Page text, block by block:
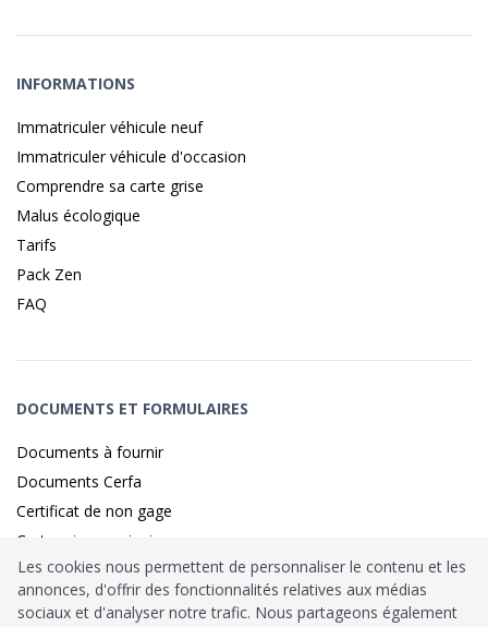
INFORMATIONS
Immatriculer véhicule neuf
Immatriculer véhicule d'occasion
Comprendre sa carte grise
Malus écologique
Tarifs
Pack Zen
FAQ
DOCUMENTS ET FORMULAIRES
Documents à fournir
Documents Cerfa
Certificat de non gage
Carte grise provisoire
Identité sécurisé parFranceConnect
Les cookies nous permettent de personnaliser le contenu et les
annonces, d'offrir des fonctionnalités relatives aux médias
sociaux et d'analyser notre trafic. Nous partageons également